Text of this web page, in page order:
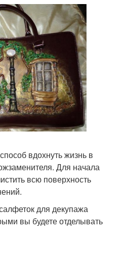
вдохнуть жизнь в
Для начала
всю поверхность
для декупажа
вы будете отделывать